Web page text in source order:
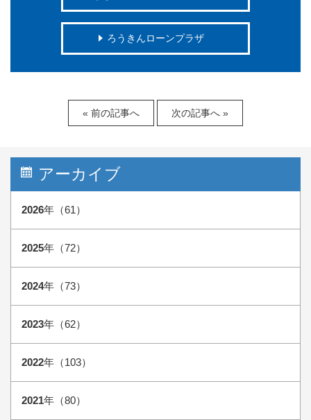
ろうきんローンプラザ
« 前の記事へ 次の記事へ »
アーカイブ
2026年（61）
2025年（72）
2024年（73）
2023年（62）
2022年（103）
2021年（80）